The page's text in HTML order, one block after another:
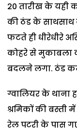
20 तारीख के यही
की ठंड के साथसाथ
फटते ही धीरेधीरे
कोहरे से मुकाबला
बदलने लगा. ठंड
ग्वालियर के थाना
श्रमिकों की बस्ती
रेल पटरी के पास